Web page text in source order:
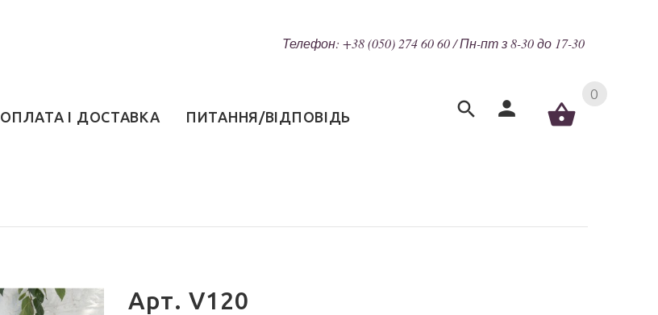
Телефон: +38 (050) 274 60 60 / Пн-пт з 8-30 до 17-30
ОПЛАТА І ДОСТАВКА ПИТАННЯ/ВІДПОВІДЬ
0
Арт. V120